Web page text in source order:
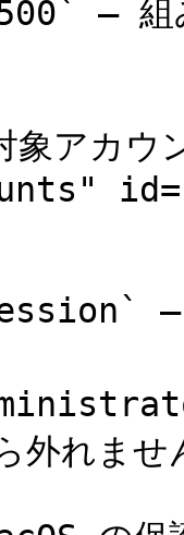
– 組み
象ア
–
外れま